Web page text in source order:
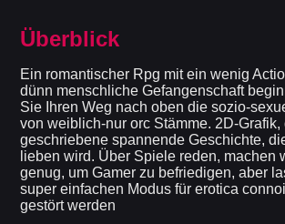
Überblick
Ein romantischer Rpg mit ein wenig
dünn menschliche Gefangenschaft
Sie Ihren Weg nach oben die sozio-
von weiblich-nur orc Stämme. 2D-Grafik,
geschriebene spannende Geschichte,
lieben wird. Über Spiele reden, machen
genug, um Gamer zu befriedigen, aber
super einfachen Modus für erotica
gestört werden